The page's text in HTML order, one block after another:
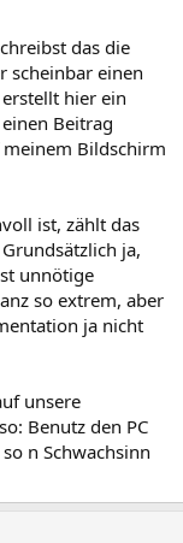
das die
scheinbar einen
hier ein
Beitrag
Bildschirm
ist, zählt das
ja,
unnötige
so extrem, aber
ja nicht
unsere
Benutz den PC
n Schwachsinn